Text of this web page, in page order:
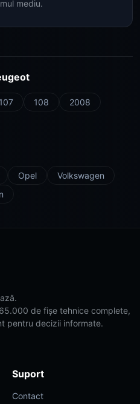
mediu.
107 108
2008
Opel
Volkswagen
de fișe tehnice complete,
pentru decizii informate.
Suport
Contact